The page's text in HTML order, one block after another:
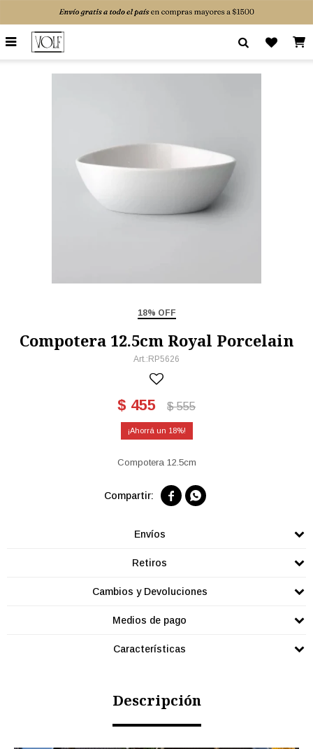

18% OFF
Compotera 12.5cm Royal Porcelain
RP5626
$ 455 $ 555
18
Compotera 12.5cm
 
Envíos
Retiros
Cambios y Devoluciones
Medios de pago
Características
Descripción